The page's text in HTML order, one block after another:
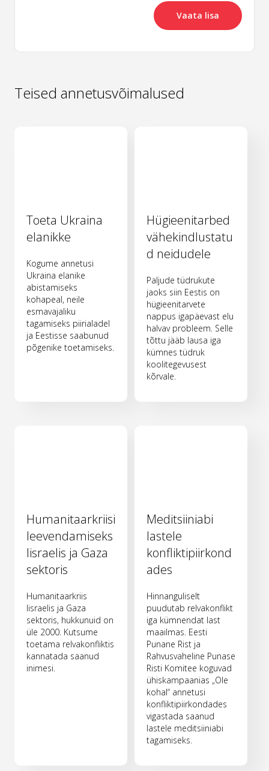
Vaata lisa
Teised annetusvõimalused
Toeta Ukraina
elanikke
Kogume annetusi
Ukraina elanike
abistamiseks
kohapeal, neile
esmavajaliku
tagamiseks piirialadel
ja Eestisse saabunud
põgenike toetamiseks.
Hügieenitarbed
vähekindlustatu
d neidudele
Paljude tüdrukute
jaoks siin Eestis on
hügieenitarvete
nappus igapäevast elu
halvav probleem. Selle
tõttu jääb lausa iga
kümnes tüdruk
koolitegevusest
kõrvale.
Humanitaarkriisi
leevendamiseks
Iisraelis ja Gaza
sektoris
Humanitaarkriis
Iisraelis ja Gaza
sektoris, hukkunuid on
üle 2000. Kutsume
toetama relvakonfliktis
kannatada saanud
inimesi.
Meditsiiniabi
lastele
konfliktipiirkond
ades
Hinnanguliselt
puudutab relvakonflikt
iga kümnendat last
maailmas. Eesti
Punane Rist ja
Rahvusvaheline Punase
Risti Komitee koguvad
ühiskampaanias „Ole
kohal“ annetusi
konfliktipiirkondades
vigastada saanud
lastele meditsiiniabi
tagamiseks.